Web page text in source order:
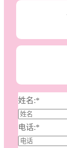
姓名:*
电话:*